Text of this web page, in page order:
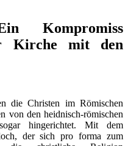
Kompromiss
Kirche mit den
die Christen im Römischen
von den heidnisch-römischen
hingerichtet. Mit dem
der sich pro forma zum